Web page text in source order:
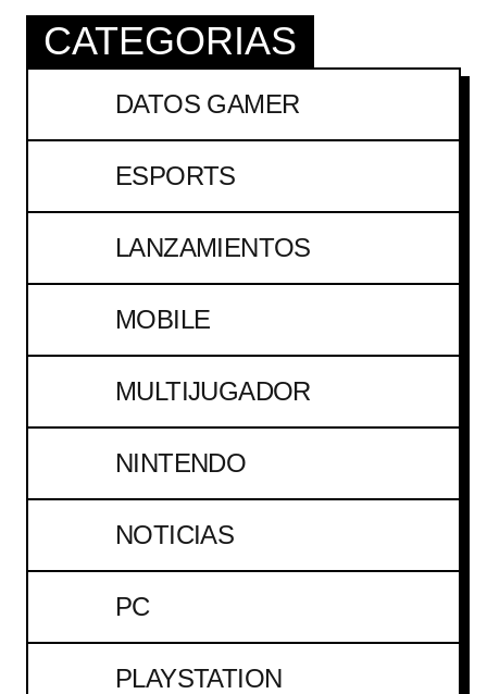
CATEGORIAS
DATOS GAMER
ESPORTS
LANZAMIENTOS
MOBILE
MULTIJUGADOR
NINTENDO
NOTICIAS
PC
PLAYSTATION